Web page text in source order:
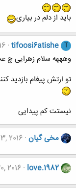
باید از دلم در بیاری
T
tifoosi6atishe
وهههه سلام زهرایی چ
تو ارتش پیغام بازدید
نیستت کم پیدایی
مخی گیان 2016
love.1982
2016